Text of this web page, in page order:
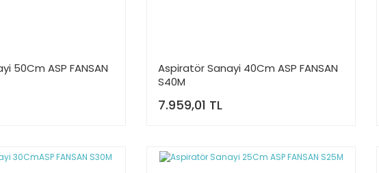
50Cm ASP FANSAN
Aspiratör Sanayi 40Cm ASP FANSAN
S40M
7.959,01 TL